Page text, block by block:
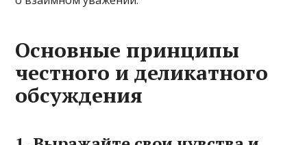
Основные принципы
честного и деликатного
обсуждения